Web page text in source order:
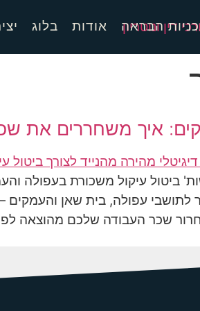
הבראה אודות בלוג
איך משחררים את
ביטול עיקול משכורת בעפולה
עפולה, בית שאן והעמקים
שכר העבודה שלכם מהוצאה